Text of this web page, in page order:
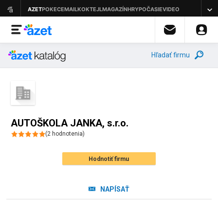
Hľadať firmu
AUTOŠKOLA JANKA, s.r.o.
(2 hodnotenia)
Hodnotiť firmu
NAPÍSAŤ